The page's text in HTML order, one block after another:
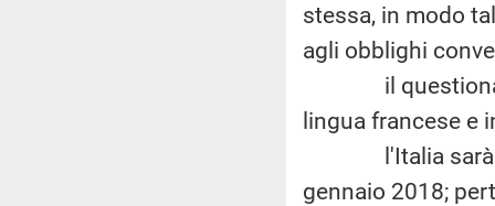
stessa, in modo
agli obblighi
il questionario
lingua francese e
l'Italia sarà
gennaio 2018;